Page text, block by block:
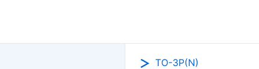
TO-3P(N)